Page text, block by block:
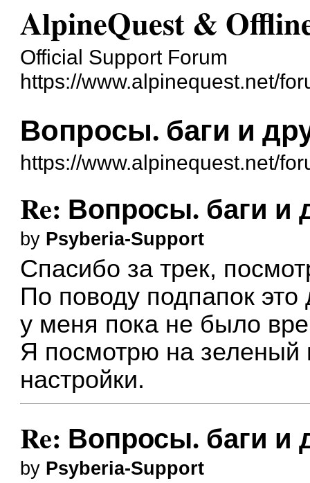
AlpineQuest &
Official Support Forum
https://www.alpinequest.net/
Вопросы. баги и
https://www.alpinequest.net/
Re: Вопросы. баги и
by Psyberia-Support
Спасибо за трек,
По поводу подпапок
у меня пока не было
Я посмотрю на зеленый
настройки.
Re: Вопросы. баги и
by Psyberia-Support